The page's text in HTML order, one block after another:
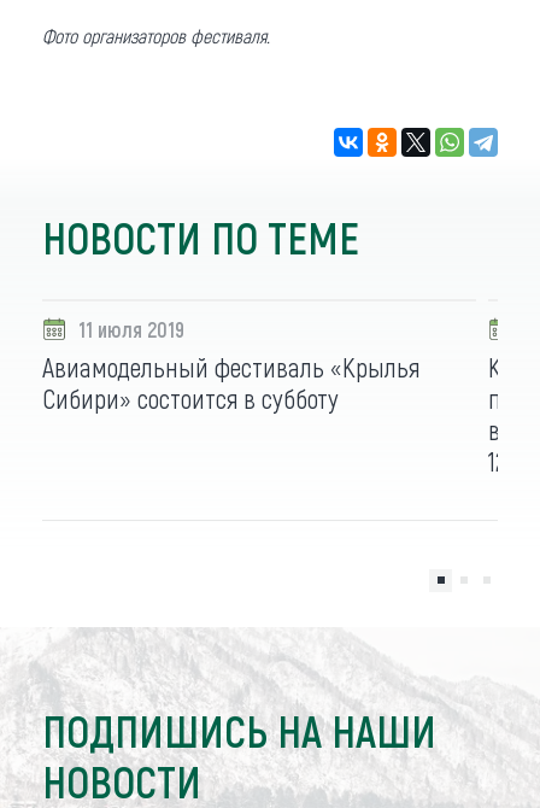
Фото организаторов фестиваля.
НОВОСТИ ПО ТЕМЕ
11 июля 2019
Авиамодельный фестиваль «Крылья
Сибири» состоится в субботу
по
12
ПОДПИШИСЬ НА НАШИ
НОВОСТИ